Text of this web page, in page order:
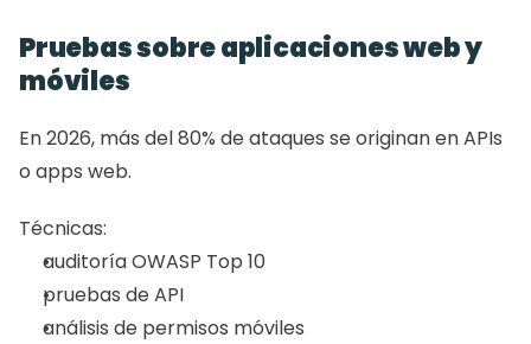
Pruebas sobre aplicaciones web y
móviles
En 2026, más del 80% de ataques se originan en APIs
o apps web.
Técnicas:
auditoría OWASP Top 10
pruebas de API
análisis de permisos móviles